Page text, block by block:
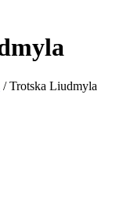
/Trotska Liudmyla